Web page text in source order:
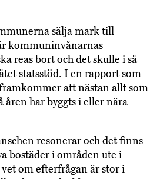
sälja mark till
kommuninvånarnas
reas bort och det skulle i så
statsstöd. I en rapport som
att nästan allt som
åren har byggts i eller nära
resonerar och det finns
bostäder i områden ute i
om efterfrågan är stor i